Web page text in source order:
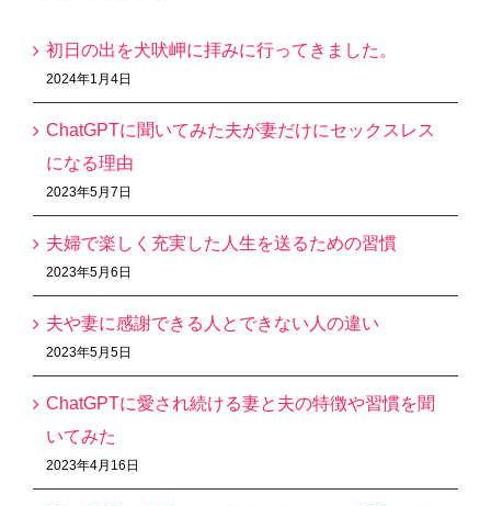
初日の出を犬吠岬に拝みに行ってきました。
2024年1月4日
ChatGPTに聞いてみた夫が妻だけにセックスレス
になる理由
2023年5月7日
夫婦で楽しく充実した人生を送るための習慣
2023年5月6日
夫や妻に感謝できる人とできない人の違い
2023年5月5日
ChatGPTに愛され続ける妻と夫の特徴や習慣を聞
いてみた
2023年4月16日